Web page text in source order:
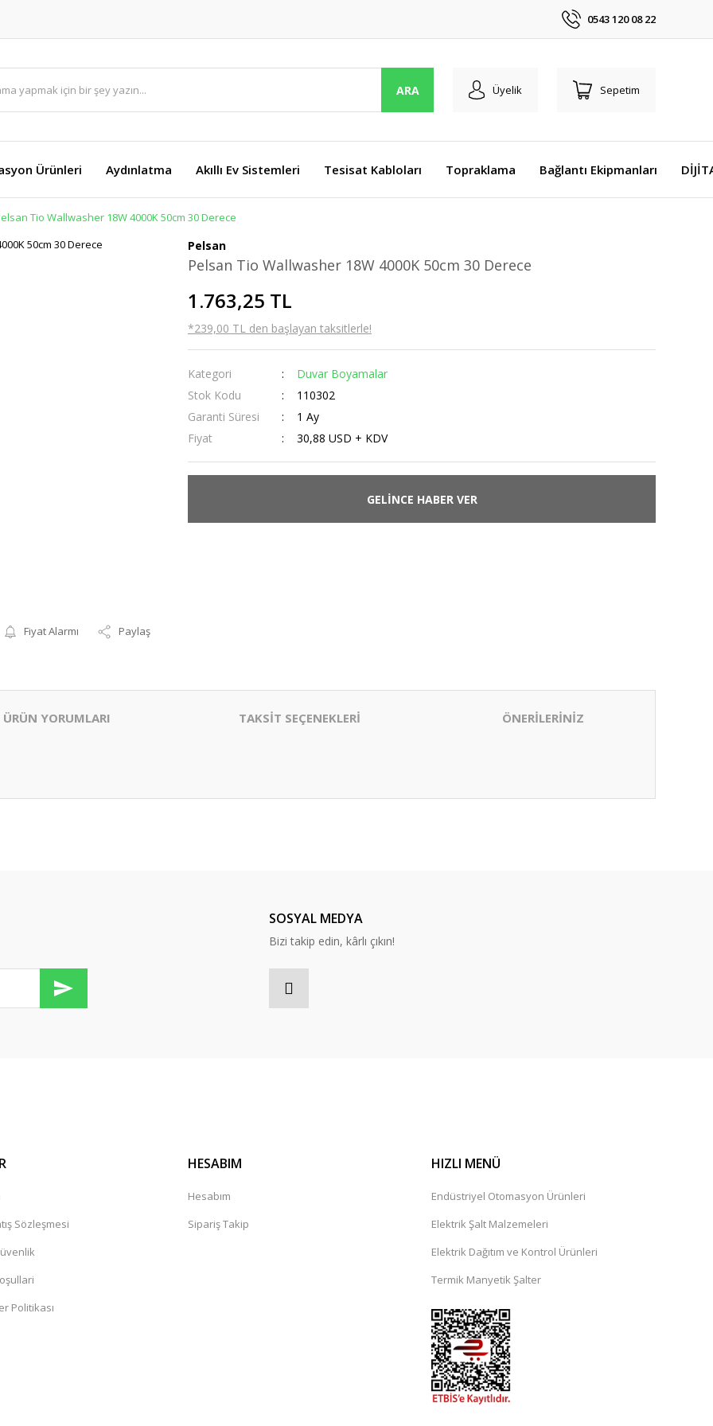
0543 120 08 22
ARA Üyelik Sepetim
Ürünleri Aydınlatma Akıllı Ev Sistemleri Tesisat Kabloları Topraklama Bağlantı Ekipmanları
Tio Wallwasher 18W 4000K 50cm 30 Derece
Fiyat Alarmı Paylaş
Pelsan
Pelsan Tio Wallwasher 18W 4000K 50cm 30 Derece
1.763,25 TL
*239,00 TL den başlayan taksitlerle!
Kategori
Duvar Boyamalar
Stok Kodu
110302
Garanti Süresi
1 Ay
Fiyat
30,88 USD + KDV
GELİNCE HABER VER
ÜRÜN YORUMLARI TAKSİT SEÇENEKLERİ ÖNERİLERİNİZ
SOSYAL MEDYA
Bizi takip edin, kârlı çıkın!
Sözleşmesi
Politikası
HESABIM
Hesabım
Sipariş Takip
HIZLI MENÜ
Endüstriyel Otomasyon Ürünleri
Elektrik Şalt Malzemeleri
Elektrik Dağıtım ve Kontrol Ürünleri
Termik Manyetik Şalter